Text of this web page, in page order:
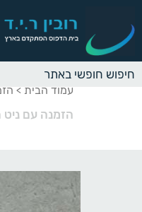
עמוד הבית >
הזמנה עם ניט